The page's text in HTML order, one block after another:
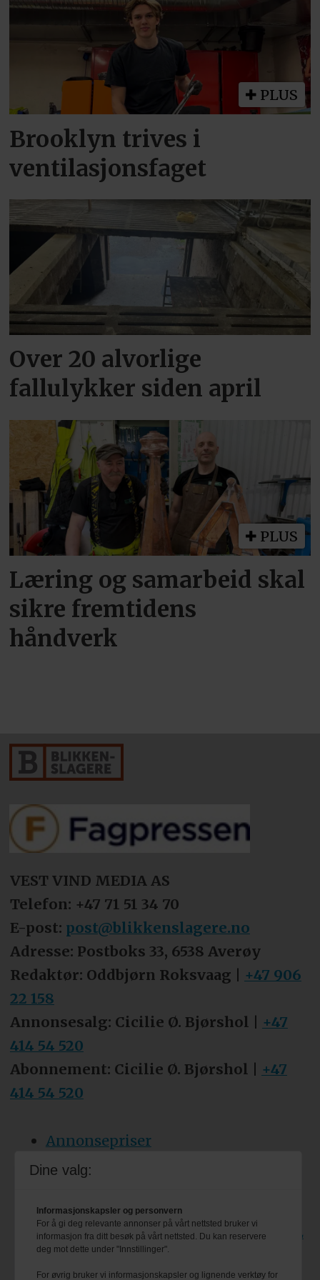
PLUS
Brooklyn trives i
ventilasjonsfaget
Over 20 alvorlige
fallulykker siden april
PLUS
Læring og samarbeid skal
sikre fremtidens
håndverk
VEST VIND MEDIA AS
Telefon: +47 71 51 34 70
E-post: post@blikkenslagere.no
Adresse: Postboks 33, 6538 Averøy
Redaktør: Oddbjørn Roksvaag | +47 906
22 158
Annonsesalg: Cicilie Ø. Bjørshol | +47
414 54 520
Abonnement: Cicilie Ø. Bjørshol | +47
414 54 520
Annonsepriser
Tips oss
Besøk også bransjeforreningen VBL
sine egne nettsider: www.vbl.no
Dine valg:
Informasjonskapsler og personvern
For å gi deg relevante annonser på vårt nettsted bruker vi
informasjon fra ditt besøk på vårt nettsted. Du kan reservere
deg mot dette under "Innstillinger".
For øvrig bruker vi informasjonskapsler og lignende verktøy for